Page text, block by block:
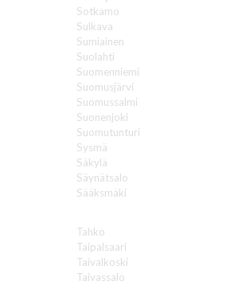
Sotkamo
Sulkava
Sumiainen
Suolahti
Suomenniemi
Suomusjärvi
Suomussalmi
Suonenjoki
Suomutunturi
Sysmä
Säkylä
Säynätsalo
Sääksmäki
Tahko
Taipalsaari
Taivalkoski
Taivassalo